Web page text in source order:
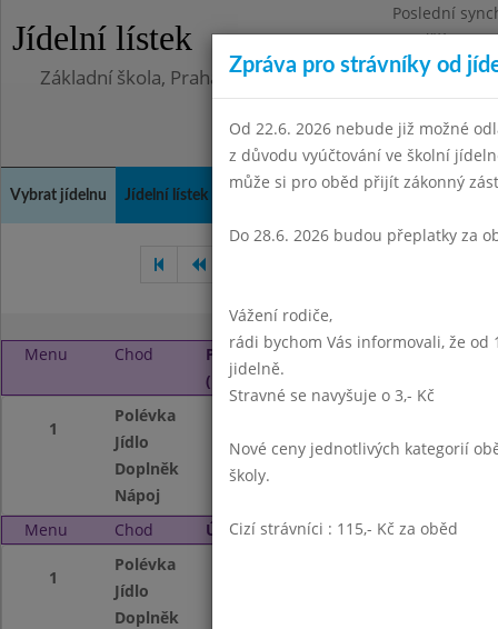
Jídelní lístek
Poslední
Pondělí
Základní škola, Praha 4, Na Líše 16
Vybrat jídelnu Jídelní lístek Kontakty a informace
Menu Chod
Pondělí 3. 2. 2020
(11:30 - 13:45)
1
Polévka
Jídlo
Špagety s
Doplněk
Nápoj
Menu
Chod Úterý 4. 2. 2020 (11:30 - 13:45)
1
Polévka
Jídlo
Doplněk
Zpráva pro strávníky od
Od 22.6. 2026 nebude již možné
z důvodu vyúčtování ve školní
může si pro oběd přijít zákonný
Do 28.6. 2026 budou přeplatky za
Vážení rodiče,
rádi bychom Vás informovali, že od
jidelně.
Stravné se navyšuje o 3,- Kč
Nové ceny jednotlivých kategorií
školy.
Cizí strávníci : 115,- Kč za oběd